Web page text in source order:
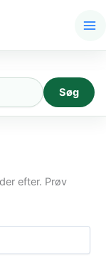
Søg
efter. Prøv